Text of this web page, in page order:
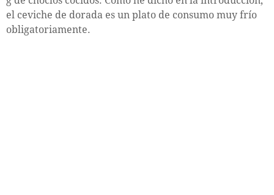
el ceviche de dorada es un plato de consumo muy frío
obligatoriamente.